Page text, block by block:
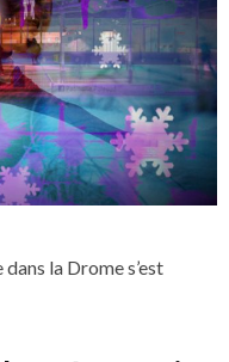
la Drome s’est